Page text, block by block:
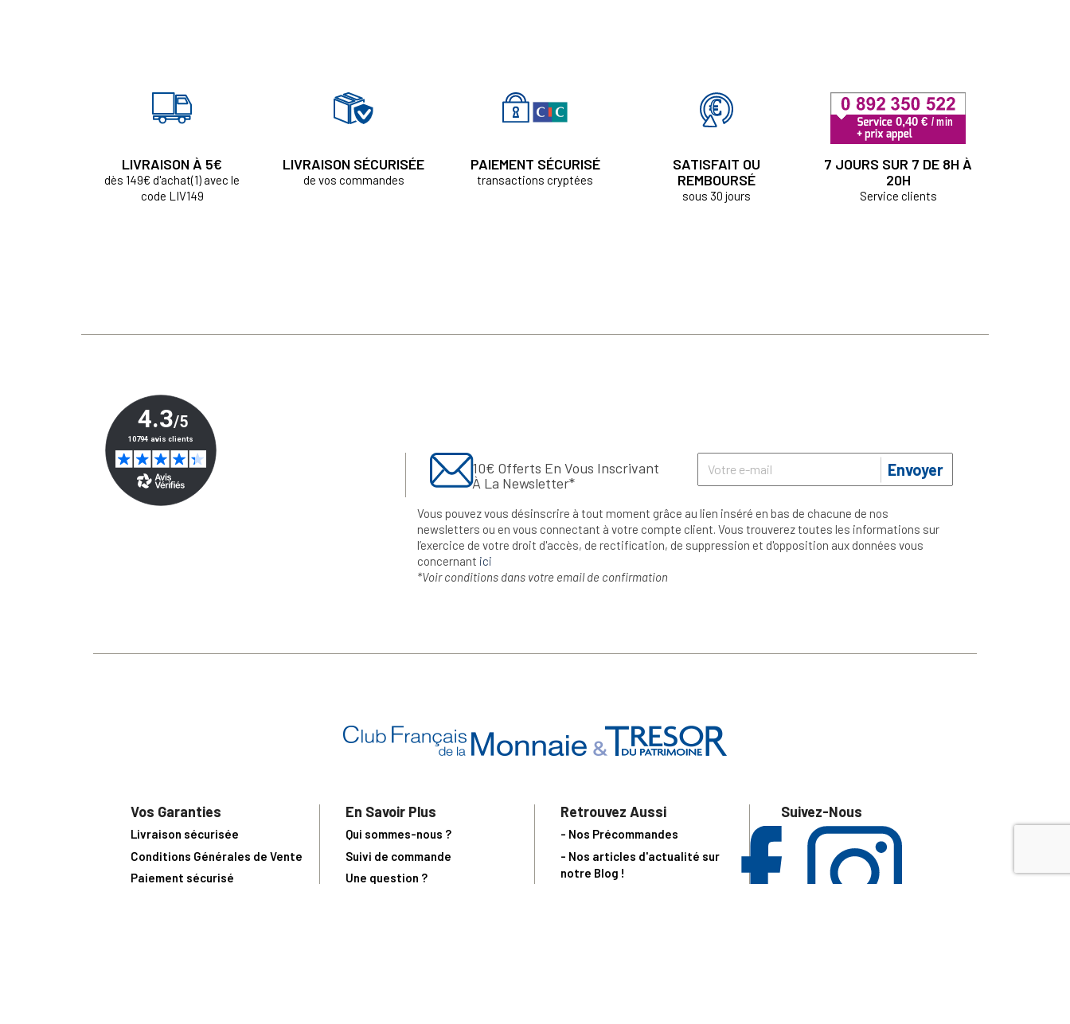
LIVRAISON À 5€
dès 149€ d'achat(1) avec le
code LIV149
LIVRAISON SÉCURISÉE
de vos commandes
PAIEMENT SÉCURISÉ
transactions cryptées
SATISFAIT OU
REMBOURSÉ
sous 30 jours
7 JOURS SUR 7 DE 8H À
20H
Service clients
10€ Offerts En Vous Inscrivant
À La Newsletter*
Envoyer
Vous pouvez vous désinscrire à tout moment grâce au lien inséré en bas de chacune de nos
newsletters ou en vous connectant à votre compte client. Vous trouverez toutes les informations sur
l’exercice de votre droit d'accès, de rectification, de suppression et d'opposition aux données vous
concernant ici
*Voir conditions dans votre email de confirmation
Vos Garanties
Livraison sécurisée
Conditions Générales de Vente
Paiement sécurisé
En Savoir Plus
Qui sommes-nous ?
Suivi de commande
Une question ?
Retrouvez Aussi
- Nos Précommandes
- Nos articles d'actualité sur
notre Blog !
Suivez-Nous